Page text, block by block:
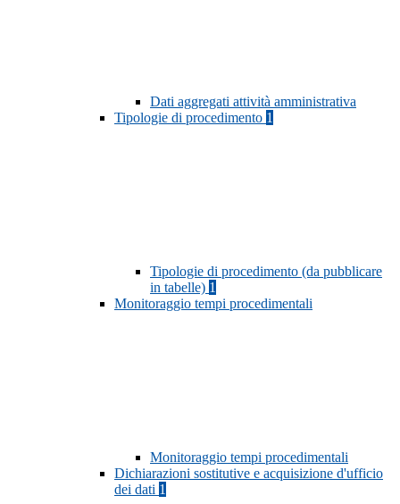
Dati aggregati attività amministrativa
Tipologie di procedimento 1
Tipologie di procedimento (da pubblicare
in tabelle) 1
Monitoraggio tempi procedimentali
Monitoraggio tempi procedimentali
Dichiarazioni sostitutive e acquisizione d'ufficio
dei dati 1